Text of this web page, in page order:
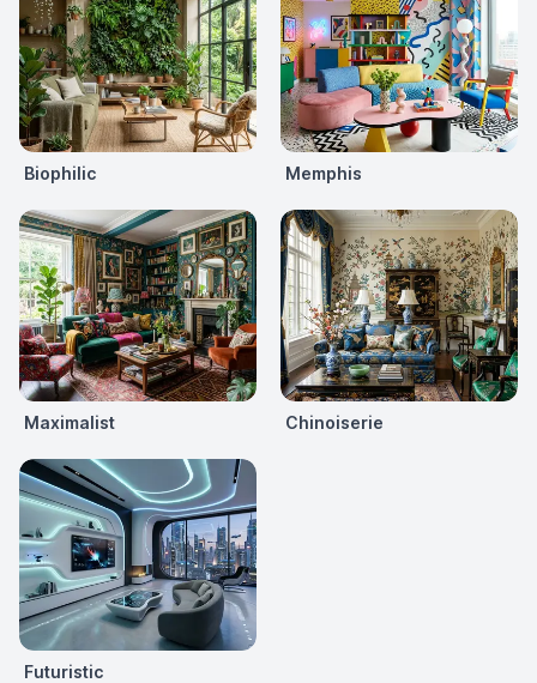
Biophilic Memphis
Maximalist Chinoiserie
Futuristic